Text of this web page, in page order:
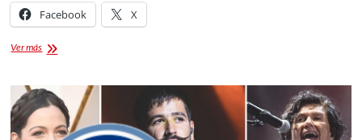
Facebook X
Ver másRenta
comerciales
Feria
Tlaxcala
2026: